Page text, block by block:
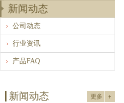
新闻动态
公司动态
行业资讯
产品FAQ
新闻动态 更多